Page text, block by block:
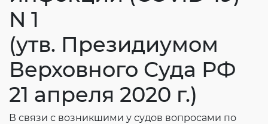
N 1
(утв. Президиумом
Верховного Суда РФ
21 апреля 2020 г.)
В связи с возникшими у судов вопросами по